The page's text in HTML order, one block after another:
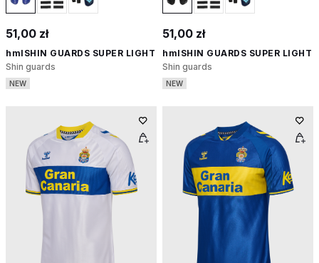
51,00 zł
hmlSHIN GUARDS SUPER LIGHT
Shin guards
NEW
51,00 zł
hmlSHIN GUARDS SUPER LIGHT
Shin guards
NEW